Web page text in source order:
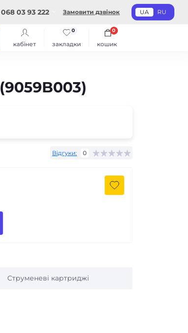
068 03 93 222 Замовити дзвінок UA RU
кабінет закладки
0
кошик
0
Відгуки: 0
Струменеві картриджі